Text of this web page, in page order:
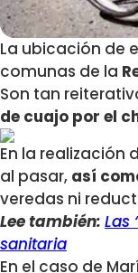
La ubicación de
comunas de la
Son tan
de cuajo por el
En la realización
al pasar, así
veredas ni
Lee también: Las
sanitaria
En el caso de